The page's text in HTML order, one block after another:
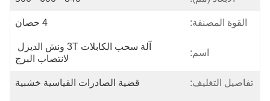
القوة المصنفة: 4 حصان
اسم:
لانتصاب البرج
تفاصيل التغليف: قضية الصادرات القياسية خشبية